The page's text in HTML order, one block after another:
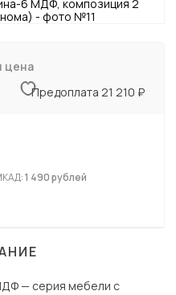
цена
Предоплата 21 210 ₽
1 490 рублей
— серия мебели с